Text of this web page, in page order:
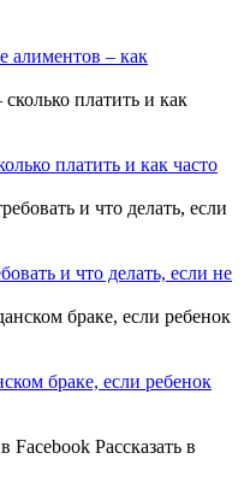
– как
платить и как часто
и что делать, если не
браке, если ребенок
Facebook Рассказать в